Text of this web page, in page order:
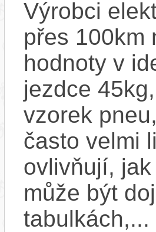
Výrobci
přes 100km
hodnoty v
jezdce
vzorek
často velmi
ovlivňují,
může být
tabulkách,...